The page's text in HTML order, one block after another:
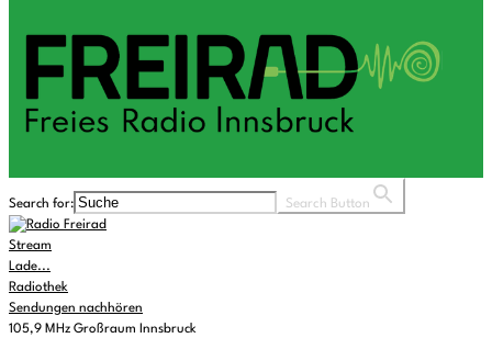
Search for: Search Button
Stream
Lade...
Radiothek
Sendungen nachhören
105,9 MHz Großraum Innsbruck